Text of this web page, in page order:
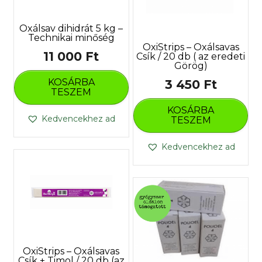
Oxálsav dihidrát 5 kg –
Technikai minőség
11 000 Ft
KOSÁRBA
TESZEM
Kedvencekhez ad
OxiStrips – Oxálsavas
Csík / 20 db ( az eredeti
Görög)
3 450 Ft
KOSÁRBA
TESZEM
Kedvencekhez ad
OxiStrips – Oxálsavas